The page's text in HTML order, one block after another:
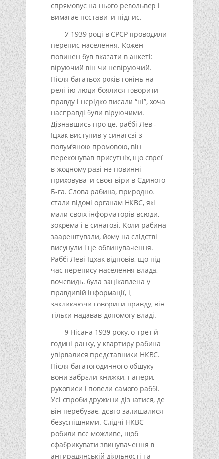
спрямовує на нього револьвер і
вимагає поставити підпис.
У 1939 році в СРСР проводили
перепис населення. Кожен
повинен був вказати в анкеті:
віруючий він чи невіруючий.
Після багатьох років гонінь на
релігію люди боялися говорити
правду і нерідко писали “ні”, хоча
насправді були віруючими.
Дізнавшись про це, раббі Леві-
Іцхак виступив у синагозі з
полум’яною промовою, він
переконував присутніх, що євреї
в жодному разі не повинні
приховувати своєї віри в Єдиного
Б-га. Слова рабина, природно,
стали відомі органам НКВС, які
мали своїх інформаторів всюди,
зокрема і в синагозі. Коли рабина
заарештували, йому на слідстві
висунули і це обвинувачення.
Раббі Леві-Іцхак відповів, що під
час перепису населення влада,
вочевидь, була зацікавлена у
правдивій інформації, і,
закликаючи говорити правду, він
тільки надавав допомогу владі.
9 Нісана 1939 року, о третій
годині ранку, у квартиру рабина
увірвалися представники НКВС.
Після багатогодинного обшуку
вони забрали книжки, папери,
рукописи і повели самого раббі.
Усі спроби дружини дізнатися, де
він перебуває, довго залишалися
безуспішними. Слідчі НКВС
робили все можливе, щоб
сфабрикувати звинувачення в
антирадянській діяльності та